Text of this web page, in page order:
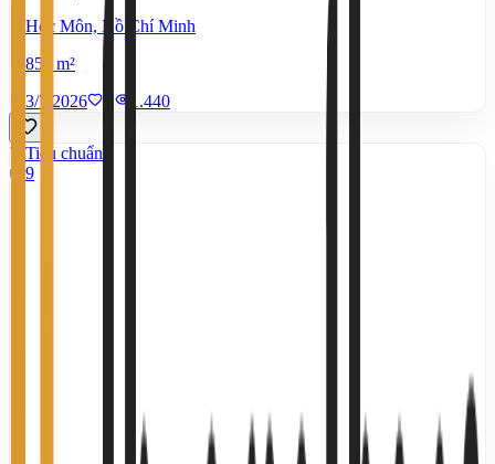
Hóc Môn, Hồ Chí Minh
850 m²
3/7/2026
1.440
Tiêu chuẩn
9